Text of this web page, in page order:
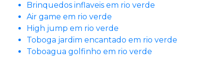
Brinquedos inflaveis em rio verde
Air game em rio verde
High jump em rio verde
Toboga jardim encantado em rio verde
Toboagua golfinho em rio verde